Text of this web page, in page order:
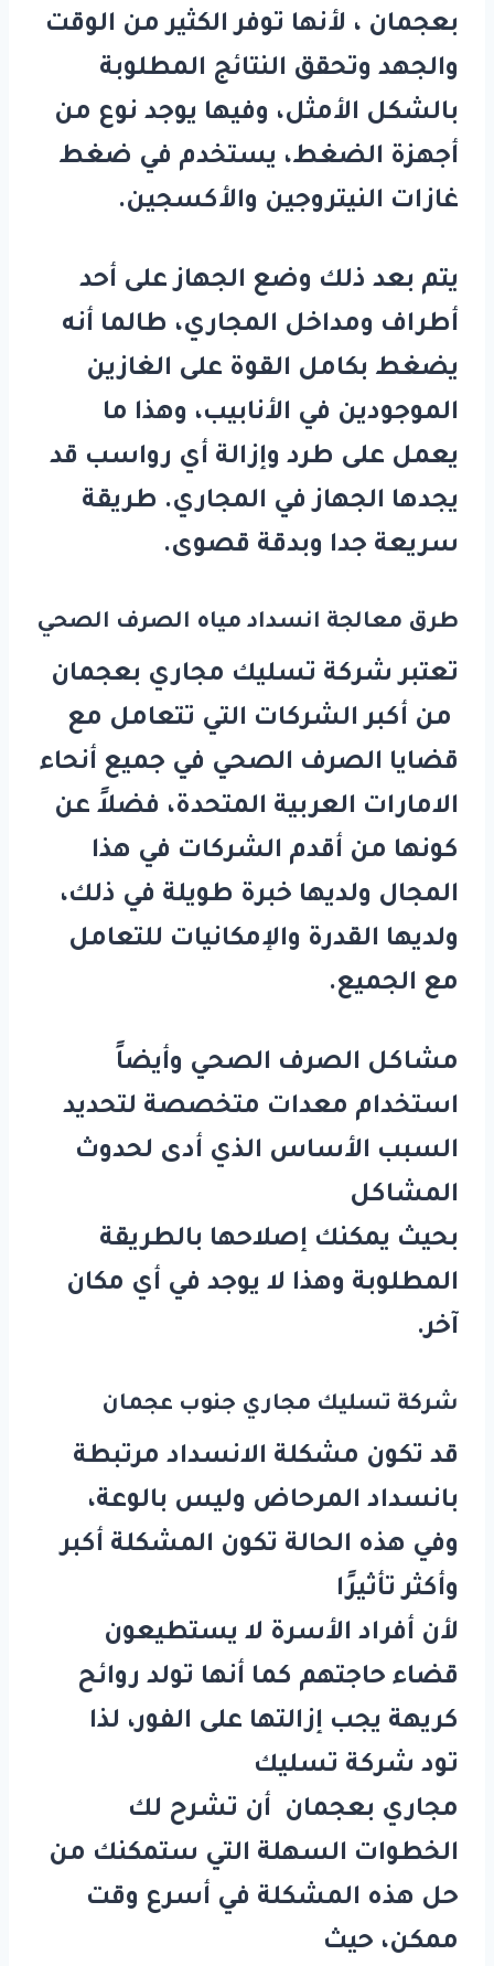
بعجمان ، لأنها توفر الكثير من الوقت
والجهد وتحقق النتائج المطلوبة
بالشكل الأمثل، وفيها يوجد نوع من
أجهزة الضغط، يستخدم في ضغط
غازات النيتروجين والأكسجين.
يتم بعد ذلك وضع الجهاز على أحد
أطراف ومداخل المجاري، طالما أنه
يضغط بكامل القوة على الغازين
الموجودين في الأنابيب، وهذا ما
يعمل على طرد وإزالة أي رواسب قد
يجدها الجهاز في المجاري. طريقة
سريعة جدا وبدقة قصوى.
طرق معالجة انسداد مياه الصرف الصحي
تعتبر شركة تسليك مجاري بعجمان
من أكبر الشركات التي تتعامل مع
قضايا الصرف الصحي في جميع أنحاء
الامارات العربية المتحدة، فضلاً عن
كونها من أقدم الشركات في هذا
المجال ولديها خبرة طويلة في ذلك،
ولديها القدرة والإمكانيات للتعامل
مع الجميع.
مشاكل الصرف الصحي وأيضاً
استخدام معدات متخصصة لتحديد
السبب الأساس الذي أدى لحدوث
المشاكل
بحيث يمكنك إصلاحها بالطريقة
المطلوبة وهذا لا يوجد في أي مكان
آخر.
شركة تسليك مجاري جنوب عجمان
قد تكون مشكلة الانسداد مرتبطة
بانسداد المرحاض وليس بالوعة،
وفي هذه الحالة تكون المشكلة أكبر
وأكثر تأثيرًا
لأن أفراد الأسرة لا يستطيعون
قضاء حاجتهم كما أنها تولد روائح
كريهة يجب إزالتها على الفور، لذا
تود شركة تسليك
مجاري بعجمان أن تشرح لك
الخطوات السهلة التي ستمكنك من
حل هذه المشكلة في أسرع وقت
ممكن، حيث